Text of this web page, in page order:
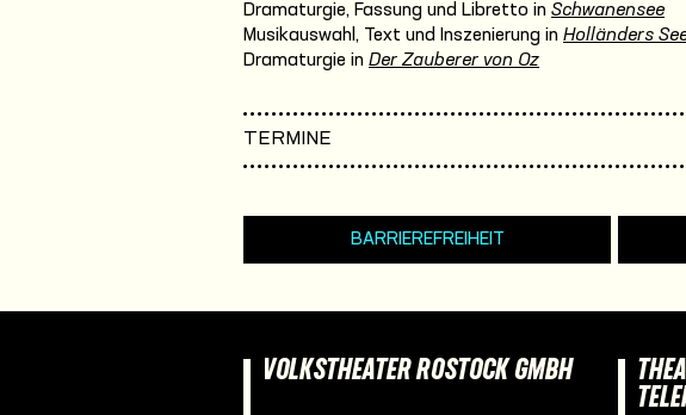
Dramaturgie, Fassung und Libretto in Schwanensee
Musikauswahl, Text und Inszenierung in Holländers
Dramaturgie in Der Zauberer von Oz
TERMINE
BARRIEREFREIHEIT
VOLKSTHEATER ROSTOCK GMBH